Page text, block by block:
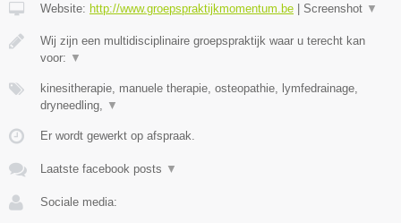
Website: http://www.groepspraktijkmomentum.be Screenshot ▼
Wij zijn een multidisciplinaire groepspraktijk waar u terecht kan
voor: ▼
kinesitherapie, manuele therapie, osteopathie, lymfedrainage,
dryneedling, ▼
Er wordt gewerkt op afspraak.
Laatste facebook posts ▼
Sociale media: